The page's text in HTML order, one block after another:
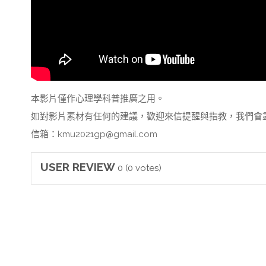
本影片僅作心理學科普推廣之用。
如對影片素材有任何的建議，歡迎來信提醒與指教，我們會
信箱：kmu2021gp@gmail.com
USER REVIEW 0 (0 votes)